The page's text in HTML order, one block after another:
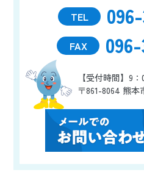
TEL
FAX
【受付時間】9
〒861-8064 熊本